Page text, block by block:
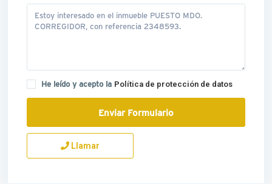
He leído y acepto la Política de protección de datos
Llamar